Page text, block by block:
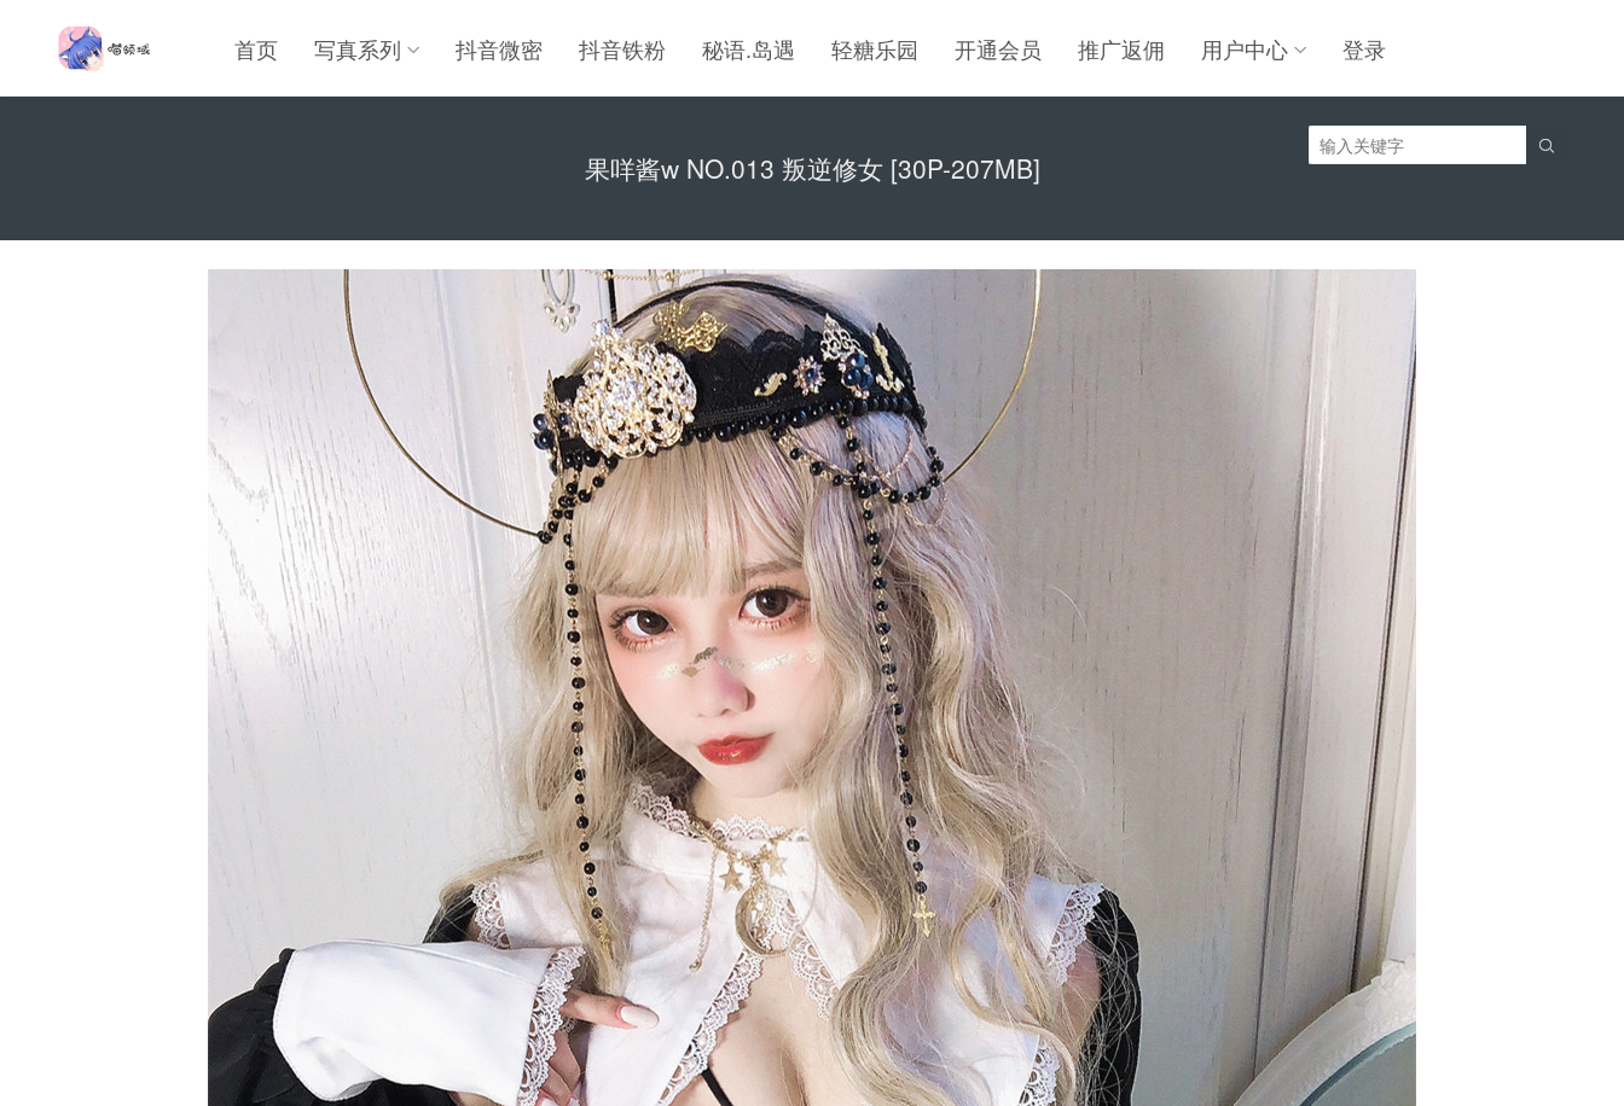
首页 写真系列 抖音微密 抖音铁粉 秘语.岛遇 轻糖乐园 开通会员 推广返佣 用户中心 登录

果咩酱w NO.013 叛逆修女 [30P-207MB]